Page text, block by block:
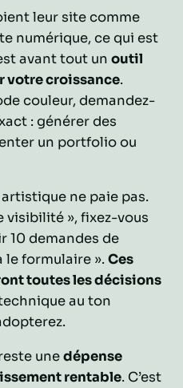
leur site comme
numérique, ce qui est
avant tout unoutil
votre croissance.
couleur, demandez-
: générer des
un portfolio ou
ne paie pas.
visibilité », fixez-vous
10 demandes de
le formulaire ».Ces
toutes les décisions
au ton
unedépense
rentable. C’est